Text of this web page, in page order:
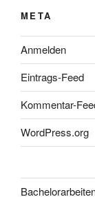
META
Anmelden
Eintrags-Feed
Kommentar-
WordPress.org